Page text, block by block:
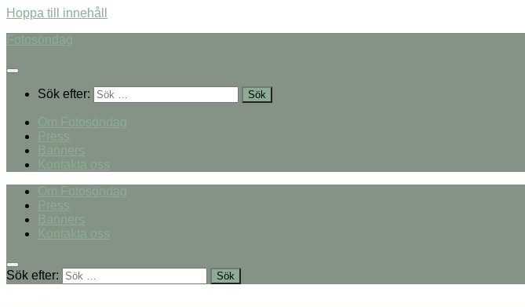
Hoppa till innehåll
Fotosöndag
Sök efter:
Om Fotosöndag
Press
Banners
Kontakta oss
Om Fotosöndag
Press
Banners
Kontakta oss
Sök efter: